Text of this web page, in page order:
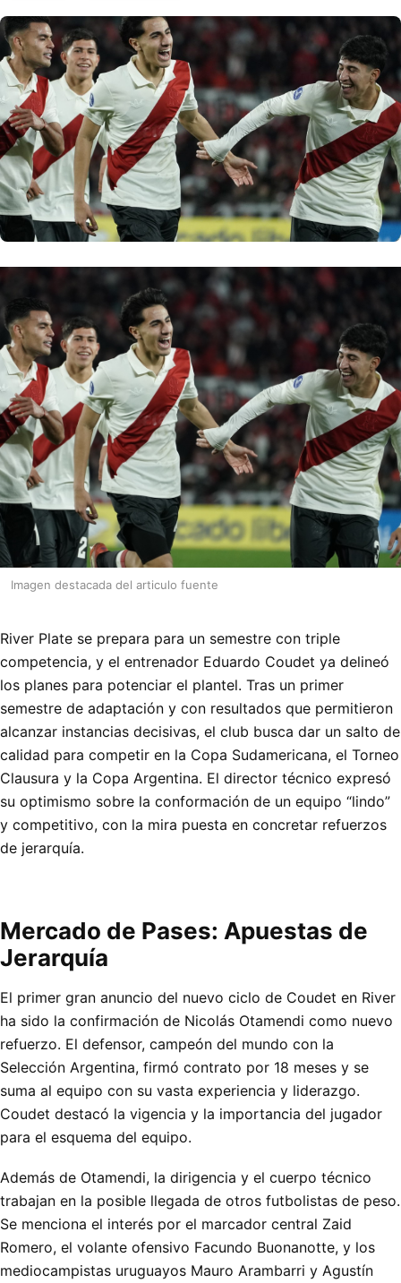
Imagen destacada del articulo fuente
River Plate se prepara para un semestre con triple
competencia, y el entrenador Eduardo Coudet ya delineó
los planes para potenciar el plantel. Tras un primer
semestre de adaptación y con resultados que permitieron
alcanzar instancias decisivas, el club busca dar un salto de
calidad para competir en la Copa Sudamericana, el Torneo
Clausura y la Copa Argentina. El director técnico expresó
su optimismo sobre la conformación de un equipo “lindo”
y competitivo, con la mira puesta en concretar refuerzos
de jerarquía.
Mercado de Pases: Apuestas de
Jerarquía
El primer gran anuncio del nuevo ciclo de Coudet en River
ha sido la confirmación de Nicolás Otamendi como nuevo
refuerzo. El defensor, campeón del mundo con la
Selección Argentina, firmó contrato por 18 meses y se
suma al equipo con su vasta experiencia y liderazgo.
Coudet destacó la vigencia y la importancia del jugador
para el esquema del equipo.
Además de Otamendi, la dirigencia y el cuerpo técnico
trabajan en la posible llegada de otros futbolistas de peso.
Se menciona el interés por el marcador central Zaid
Romero, el volante ofensivo Facundo Buonanotte, y los
mediocampistas uruguayos Mauro Arambarri y Agustín